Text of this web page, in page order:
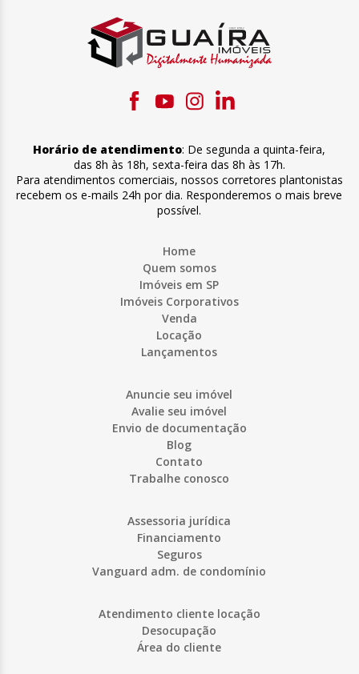
Horário de atendimento: De segunda a quinta-feira,
das 8h às 18h, sexta-feira das 8h às 17h.
Para atendimentos comerciais, nossos corretores plantonistas
recebem os e-mails 24h por dia. Responderemos o mais breve
possível.
Home
Quem somos
Imóveis em SP
Imóveis Corporativos
Venda
Locação
Lançamentos
Anuncie seu imóvel
Avalie seu imóvel
Envio de documentação
Blog
Contato
Trabalhe conosco
Assessoria jurídica
Financiamento
Seguros
Vanguard adm. de condomínio
Atendimento cliente locação
Desocupação
Área do cliente